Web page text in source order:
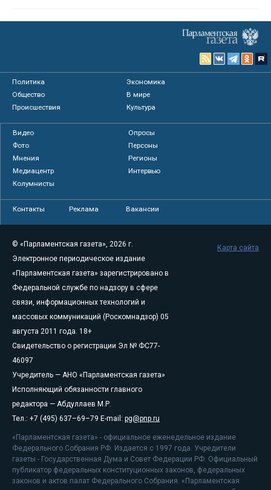
Политика
Экономика
Общество
В мире
Происшествия
Культура
Видео
Опросы
Фото
Персоны
Мнения
Регионы
Медиацентр
Интервью
Колумнисты
Контакты Реклама Вакансии
© «Парламентская газета», 2026 г.
Электронное периодическое издание
«Парламентская газета» зарегистрировано в
Федеральной службе по надзору в сфере
связи, информационных технологий и
массовых коммуникаций (Роскомнадзор) 05
августа 2011 года. 18+
Свидетельство о регистрации Эл № ФС77-
46097
Учредитель — АНО «Парламентская газета»
Исполняющий обязанности главного
редактора — Абдуллаев М.Р.
Тел.: +7 (495) 637–69–79 E-mail: pg@pnp.ru
«Парламентская газета» - официальное еженедельное издание
Федерального Собрания РФ. Издается с 1997 года. Учредители
газеты - Государственная Дума и Совет Федерации РФ. Официальный
публикатор федеральных конституционных законов, федеральных
законов и актов палат Федерального Собрания. «Парламентская
Карта сайта